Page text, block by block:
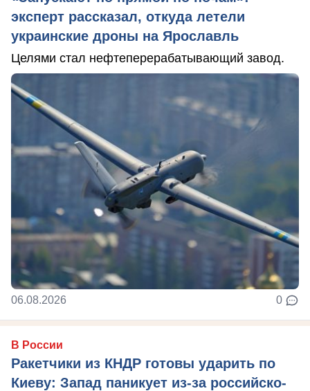
эксперт рассказал, откуда летели
украинские дроны на Ярославль
Целями стал нефтеперерабатывающий завод.
06.08.2026 0
В России
Ракетчики из КНДР готовы ударить по
Киеву: Запад паникует из-за российско-